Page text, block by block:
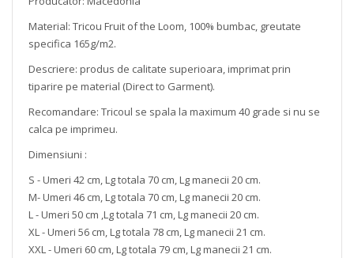
Material: Tricou Fruit of the Loom, 100% bumbac, greutate
specifica 165g/m2.
Descriere: produs de calitate superioara, imprimat prin
tiparire pe material (Direct to Garment).
Recomandare: Tricoul se spala la maximum 40 grade si nu se
calca pe imprimeu.
Dimensiuni :
S - Umeri 42 cm, Lg totala 70 cm, Lg manecii 20 cm.
M- Umeri 46 cm, Lg totala 70 cm, Lg manecii 20 cm.
L - Umeri 50 cm ,Lg totala 71 cm, Lg manecii 20 cm.
XL - Umeri 56 cm, Lg totala 78 cm, Lg manecii 21 cm.
XXL - Umeri 60 cm, Lg totala 79 cm, Lg manecii 21 cm.